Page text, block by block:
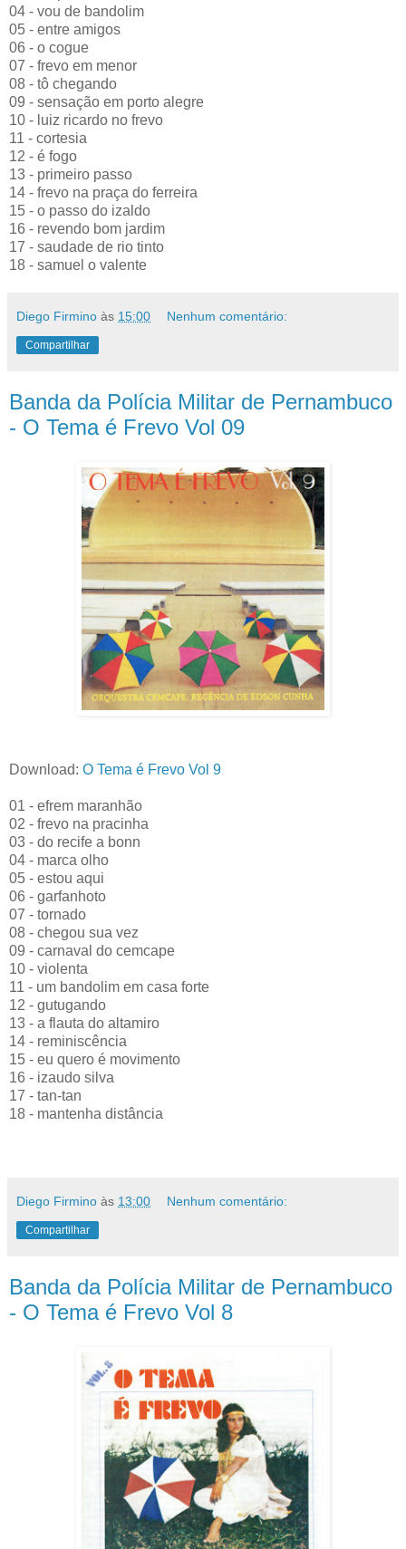
04 - vou de bandolim
05 - entre amigos
06 - o cogue
07 - frevo em menor
08 - tô chegando
09 - sensação em porto alegre
10 - luiz ricardo no frevo
11 - cortesia
12 - é fogo
13 - primeiro passo
14 - frevo na praça do ferreira
15 - o passo do izaldo
16 - revendo bom jardim
17 - saudade de rio tinto
18 - samuel o valente
Diego Firmino às 15:00 Nenhum comentário:
Compartilhar
Banda da Polícia Militar de Pernambuco
- O Tema é Frevo Vol 09
Download: O Tema é Frevo Vol 9
01 - efrem maranhão
02 - frevo na pracinha
03 - do recife a bonn
04 - marca olho
05 - estou aqui
06 - garfanhoto
07 - tornado
08 - chegou sua vez
09 - carnaval do cemcape
10 - violenta
11 - um bandolim em casa forte
12 - gutugando
13 - a flauta do altamiro
14 - reminiscência
15 - eu quero é movimento
16 - izaudo silva
17 - tan-tan
18 - mantenha distância
Diego Firmino às 13:00 Nenhum comentário:
Compartilhar
Banda da Polícia Militar de Pernambuco
- O Tema é Frevo Vol 8